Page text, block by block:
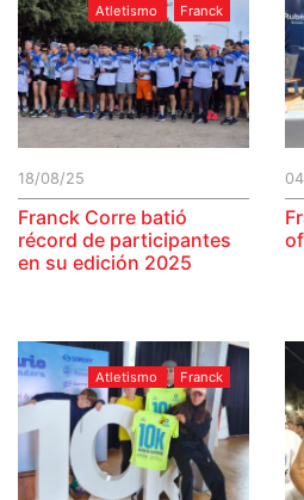
Atletismo Franck
18/08/25
Franck Corre batió
récord de participantes
en su edición 2025
Atletismo Franck